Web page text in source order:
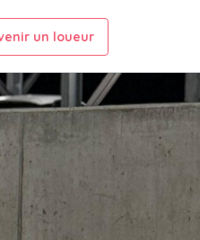
un loueur